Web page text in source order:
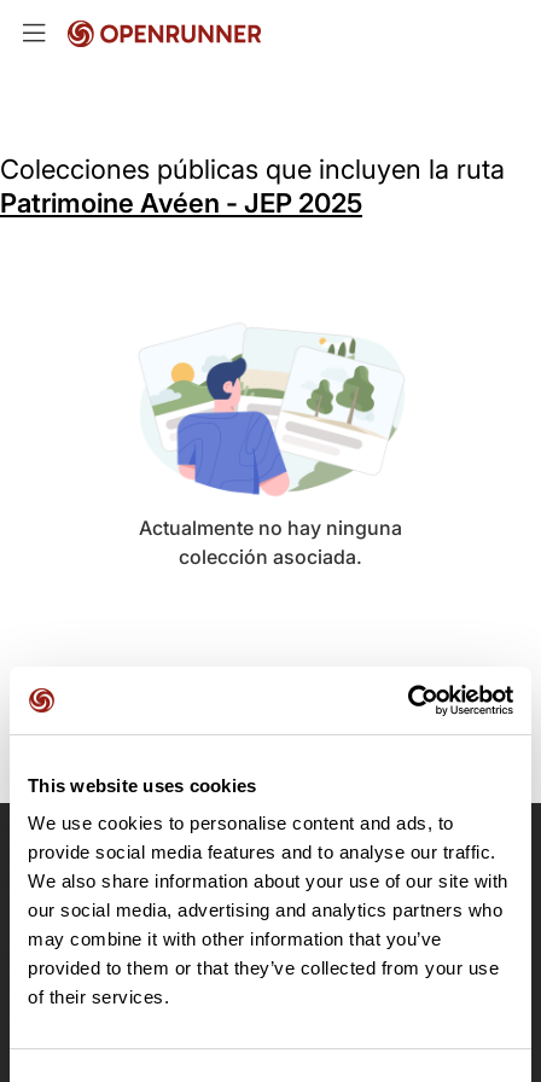
This website uses cookies
We use cookies to personalise content and ads, to
provide social media features and to analyse our traffic.
We also share information about your use of our site with
our social media, advertising and analytics partners who
may combine it with other information that you’ve
provided to them or that they’ve collected from your use
of their services.
Colecciones públicas que incluyen la ruta
Patrimoine Avéen - JEP 2025
Actualmente no hay ninguna
colección asociada.
OpenRunner
Equipo
Empleo
A proposito
Contacto